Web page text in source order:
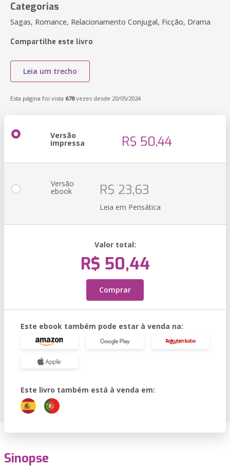
Categorias
Sagas, Romance, Relacionamento Conjugal, Ficção, Drama
Compartilhe este livro
Leia um trecho
Esta página foi vista 678vezes desde 20/05/2024
Versão
impressa R$ 50,44
Versão
ebook R$ 23,63
Leia em Pensática
Valor total:
R$ 50,44
Comprar
Este ebook também pode estar à venda na:
Este livro também está à venda em:
Sinopse